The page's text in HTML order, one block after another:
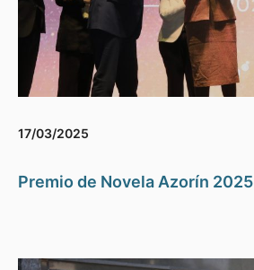
17/03/2025
Premio de Novela Azorín 2025